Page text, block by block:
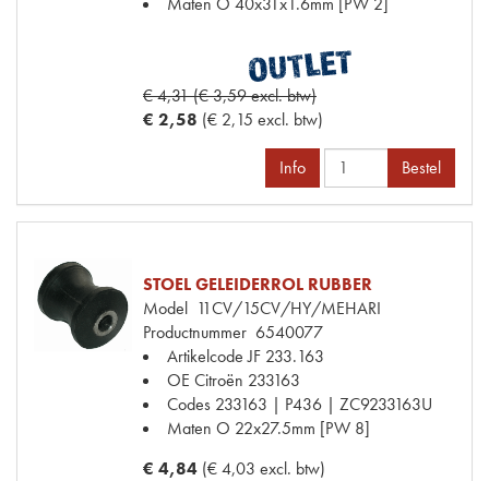
€ 4,31 (€ 3,59 excl. btw)
€ 2,58 (€ 2,15 excl. btw)
Info Bestel
STOEL GELEIDERROL RUBBER
Model 11CV/15CV/HY/MEHARI
Productnummer 6540077
Artikelcode JF 233.163
OE Citroën 233163
Codes 233163 | P436 | ZC9233163U
Maten O 22x27.5mm [PW 8]
€ 4,84 (€ 4,03 excl. btw)